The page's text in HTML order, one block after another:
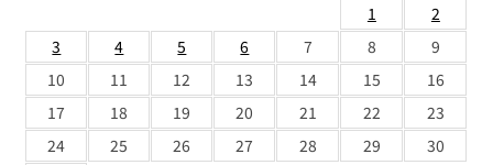
1
2
3
4 5 6 7 8
9
10
11 12 13 14 15
16
17
18 19 20 21 22
23
24
25 26 27 28 29
30